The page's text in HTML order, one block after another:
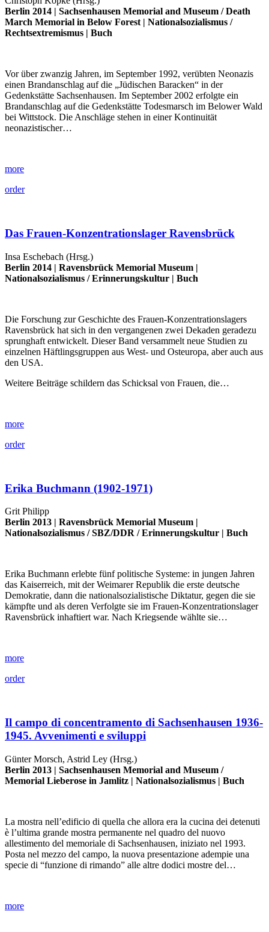
Berlin 2014 | Sachsenhausen Memorial and Museum /Death
March Memorial in Below Forest| Nationalsozialismus /
Rechtsextremismus | Buch
Vor über zwanzig Jahren, im September 1992, verübten Neonazis
einen Brandanschlag auf die „Jüdischen Baracken“ in der
Gedenkstätte Sachsenhausen. Im September 2002 erfolgte ein
Brandanschlag auf die Gedenkstätte Todesmarsch im Belower Wald
bei Wittstock. Die Anschläge stehen in einer Kontinuität
neonazistischer…
more
order
Das Frauen-Konzentrationslager Ravensbrück
Insa Eschebach (Hrsg.)
Berlin 2014 | Ravensbrück Memorial Museum |
Nationalsozialismus /Erinnerungskultur | Buch
Die Forschung zur Geschichte des Frauen-Konzentrationslagers
Ravensbrück hat sich in den vergangenen zwei Dekaden geradezu
sprunghaft entwickelt. Dieser Band versammelt neue Studien zu
einzelnen Häftlingsgruppen aus West- und Osteuropa, aber auch aus
den USA.
Weitere Beiträge schildern das Schicksal von Frauen, die…
more
order
Erika Buchmann (1902-1971)
Grit Philipp
Berlin 2013 | Ravensbrück Memorial Museum |
Nationalsozialismus /SBZ/DDR /Erinnerungskultur | Buch
Erika Buchmann erlebte fünf politische Systeme: in jungen Jahren
das Kaiserreich, mit der Weimarer Republik die erste deutsche
Demokratie, dann die nationalsozialistische Diktatur, gegen die sie
kämpfte und als deren Verfolgte sie im Frauen-Konzentrationslager
Ravensbrück inhaftiert war. Nach Kriegsende wählte sie…
more
order
Il campo di concentramento di Sachsenhausen 1936-
1945. Avvenimenti e sviluppi
Günter Morsch, Astrid Ley (Hrsg.)
Berlin 2013 | Sachsenhausen Memorial and Museum /
Memorial Lieberose in Jamlitz | Nationalsozialismus | Buch
La mostra nell’edificio di quella che allora era la cucina dei detenuti
è l’ultima grande mostra permanente nel quadro del nuovo
allestimento del memoriale di Sachsenhausen, iniziato nel 1993.
Posta nel mezzo del campo, la nuova presentazione adempie una
specie di “funzione di rimando” alle altre dodici mostre del…
more